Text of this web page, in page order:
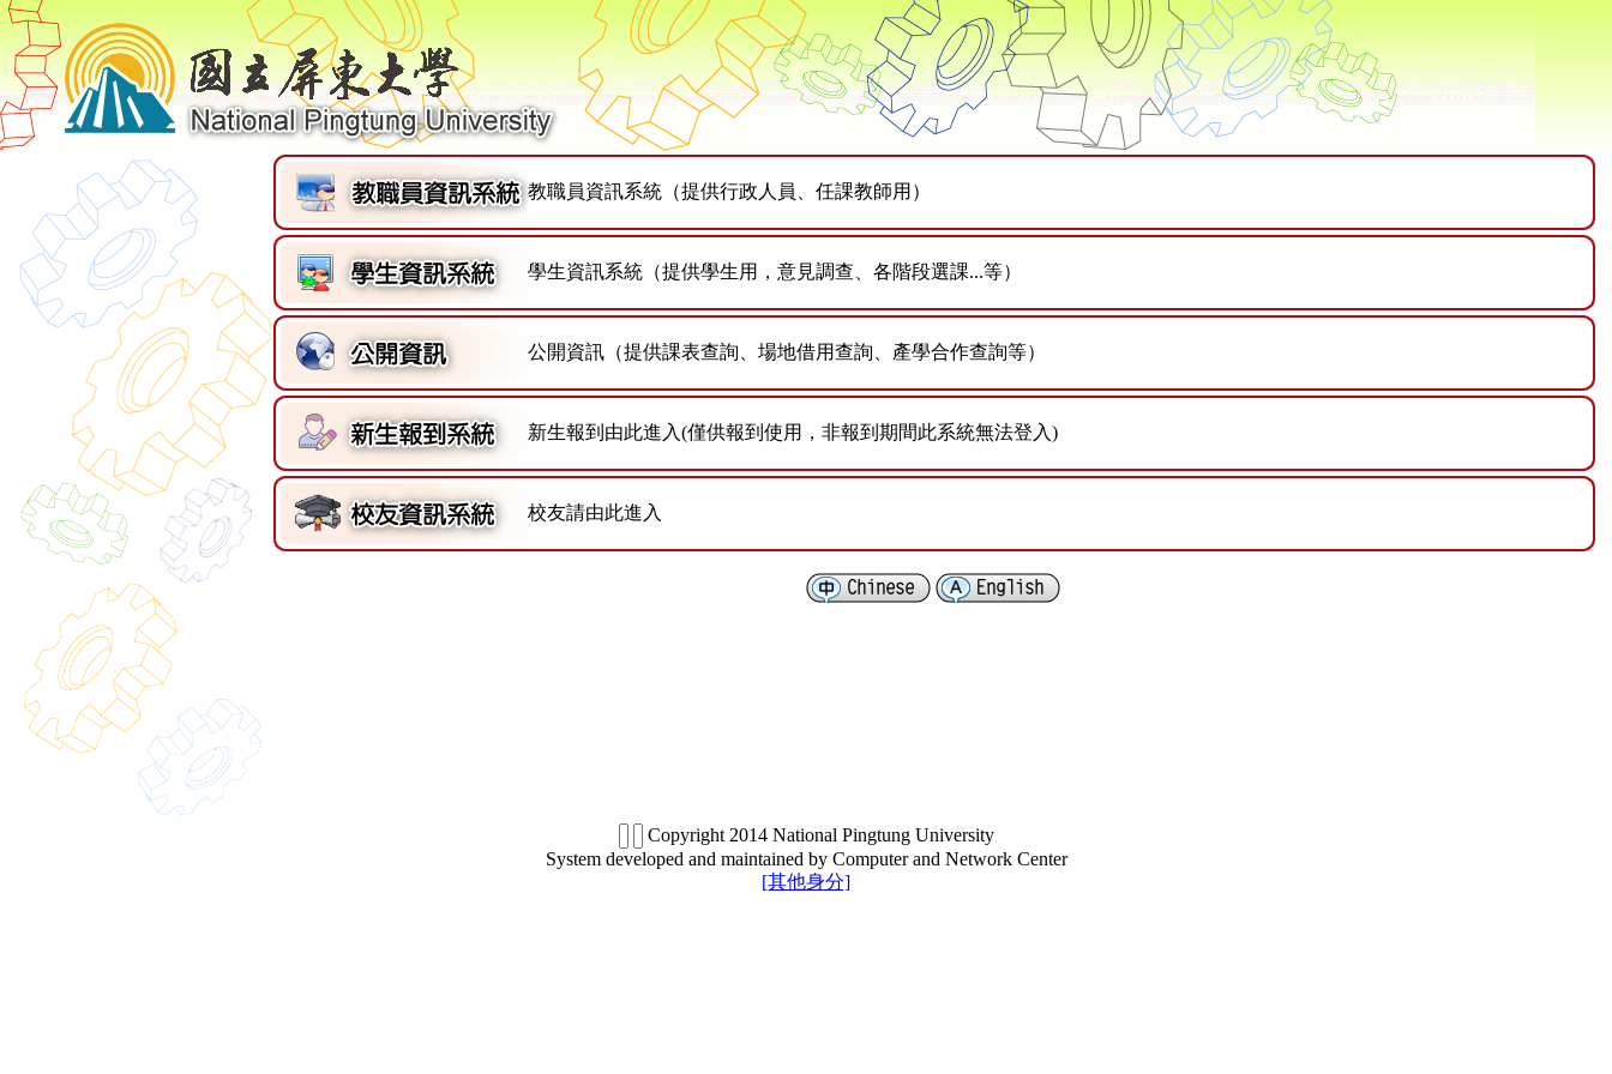
教職員資訊系統（提供行政人員、任課教師用）
學生資訊系統（提供學生用，意見調查、各階段選課...等）
公開資訊（提供課表查詢、場地借用查詢、產學合作查詢等）
新生報到由此進入(僅供報到使用，非報到期間此系統無法登入)
校友請由此進入
Copyright 2014 National Pingtung University
System developed and maintained by Computer and Network Center
[其他身分]